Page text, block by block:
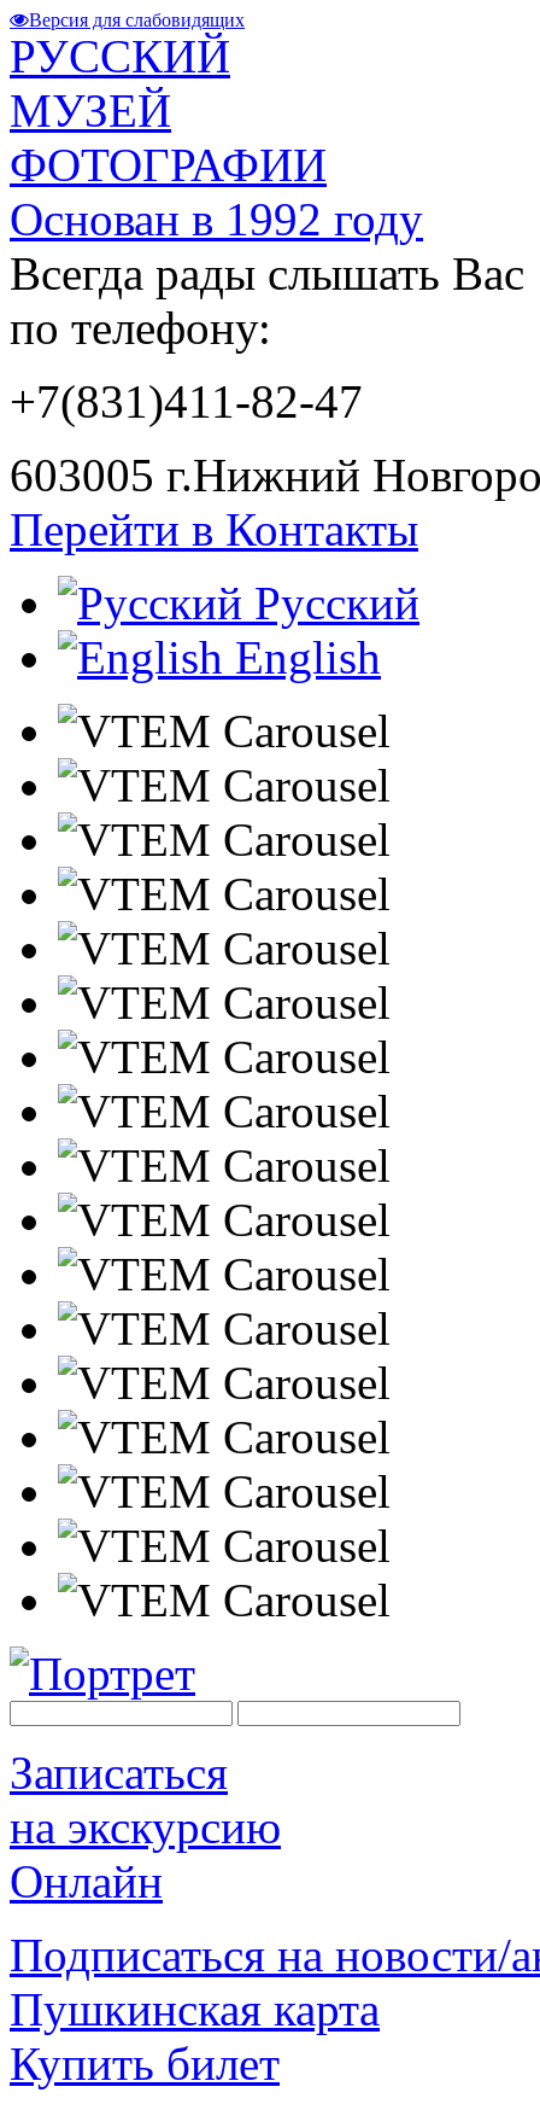
Версия для слабовидящих
РУССКИЙ
МУЗЕЙ
ФОТОГРАФИИ
Основан в 1992 году
Всегда рады слышать Вас
по телефону:
+7(831)411-82-47
603005 г.Нижний
Перейти в Контакты
Русский
English
Записаться
на экскурсию
Онлайн
Подписаться на новости/
Пушкинская карта
Купить билет